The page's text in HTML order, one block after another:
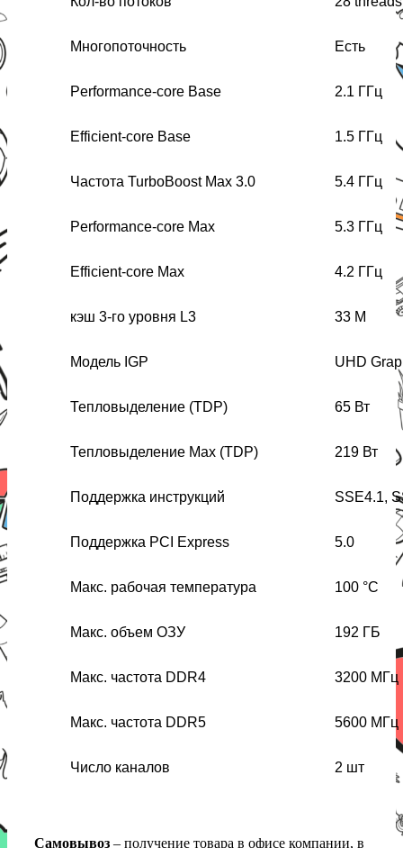
Многопоточность Есть
Performance-core Base 2.1 ГГц
Efficient-core Base 1.5 ГГц
Частота TurboBoost Max 3.0 5.4 ГГц
Performance-core Max 5.3 ГГц
Efficient-core Max 4.2 ГГц
кэш 3-го уровня L3 33 М
Модель IGP UHD
Тепловыделение (TDP) 65 Вт
Тепловыделение Max (TDP) 219 Вт
Поддержка инструкций SSE4.1,
Поддержка PCI Express 5.0
Макс. рабочая температура 100 °С
Макс. объем ОЗУ 192 ГБ
Макс. частота DDR4 3200 МГц
Макс. частота DDR5 5600 МГц
Число каналов 2 шт
Самовывоз – получение товара в офисе компании, в